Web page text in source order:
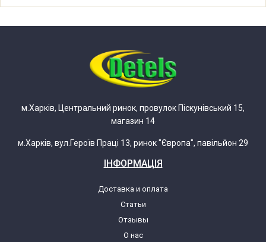
Whirlpool AWE 2221 (859322184017)
Whirlpool AWE 6514/1 (859365110082)
Whirlpool AWE 6514/1 (859365110084)
Whirlpool AWE 6416/1 (859364110080)
Whirlpool AWE 6514/1 (859365110087)
Whirlpool AWE 6314/1 (859363110182)
м.Харків, Центральний ринок, провулок Піскунівський 15,
магазин 14
м.Харків, вул.Героїв Праці 13, ринок "Європа", павільйон 29
ІНФОРМАЦІЯ
Доставка и оплата
Статьи
Отзывы
О нас